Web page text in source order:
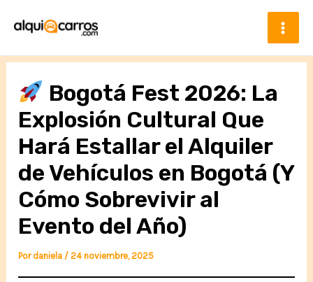
contenido
Bogotá Fest 2026: La
Explosión Cultural Que
Hará Estallar el Alquiler
de Vehículos en Bogotá (Y
Cómo Sobrevivir al
Evento del Año)
Por daniela /24 noviembre, 2025